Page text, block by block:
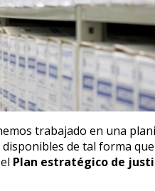
trabajado en una
de tal forma
Plan estratégico de